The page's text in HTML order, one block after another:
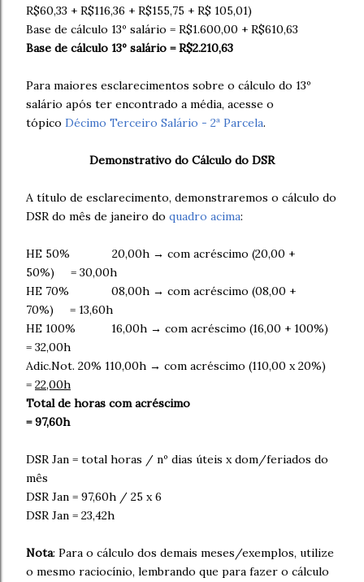
R$60,33 + R$116,36 + R$155,75 + R$ 105,01)
Base de cálculo 13º salário = R$1.600,00 + R$610,63
Base de cálculo 13º salário = R$2.210,63
Para maiores esclarecimentos sobre o cálculo do 13º
salário após ter encontrado a média, acesse o
tópico Décimo Terceiro Salário - 2ª Parcela.
Demonstrativo do Cálculo do DSR
A título de esclarecimento, demonstraremos o cálculo do
DSR do mês de janeiro do quadro acima:
HE 50% 20,00h → com acréscimo (20,00 +
50%) = 30,00h
HE 70% 08,00h → com acréscimo (08,00 +
70%) = 13,60h
HE 100% 16,00h → com acréscimo (16,00 + 100%)
= 32,00h
Adic.Not. 20% 110,00h → com acréscimo (110,00 x 20%)
= 22,00h
Total de horas com acréscimo
= 97,60h
DSR Jan = total horas / nº dias úteis x dom/feriados do
mês
DSR Jan = 97,60h / 25 x 6
DSR Jan = 23,42h
Nota: Para o cálculo dos demais meses/exemplos, utilize
o mesmo raciocínio, lembrando que para fazer o cálculo